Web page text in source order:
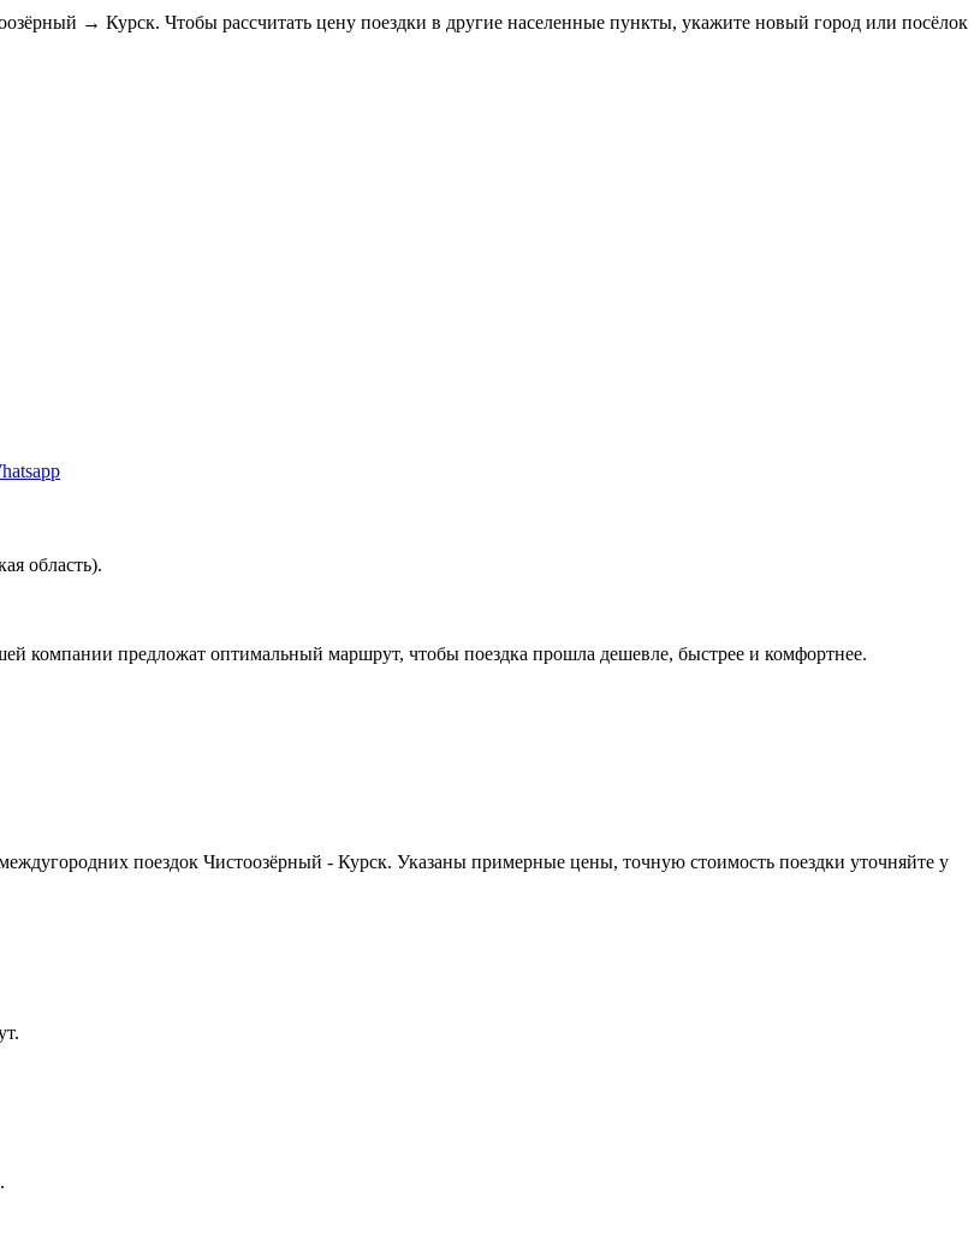
→ Курск. Чтобы рассчитать цену поездки в другие населенные пункты, укажите новый город или посёлок
область).
предложат оптимальный маршрут, чтобы поездка прошла дешевле, быстрее и комфортнее.
поездок Чистоозёрный - Курск. Указаны примерные цены, точную стоимость поездки уточняйте у